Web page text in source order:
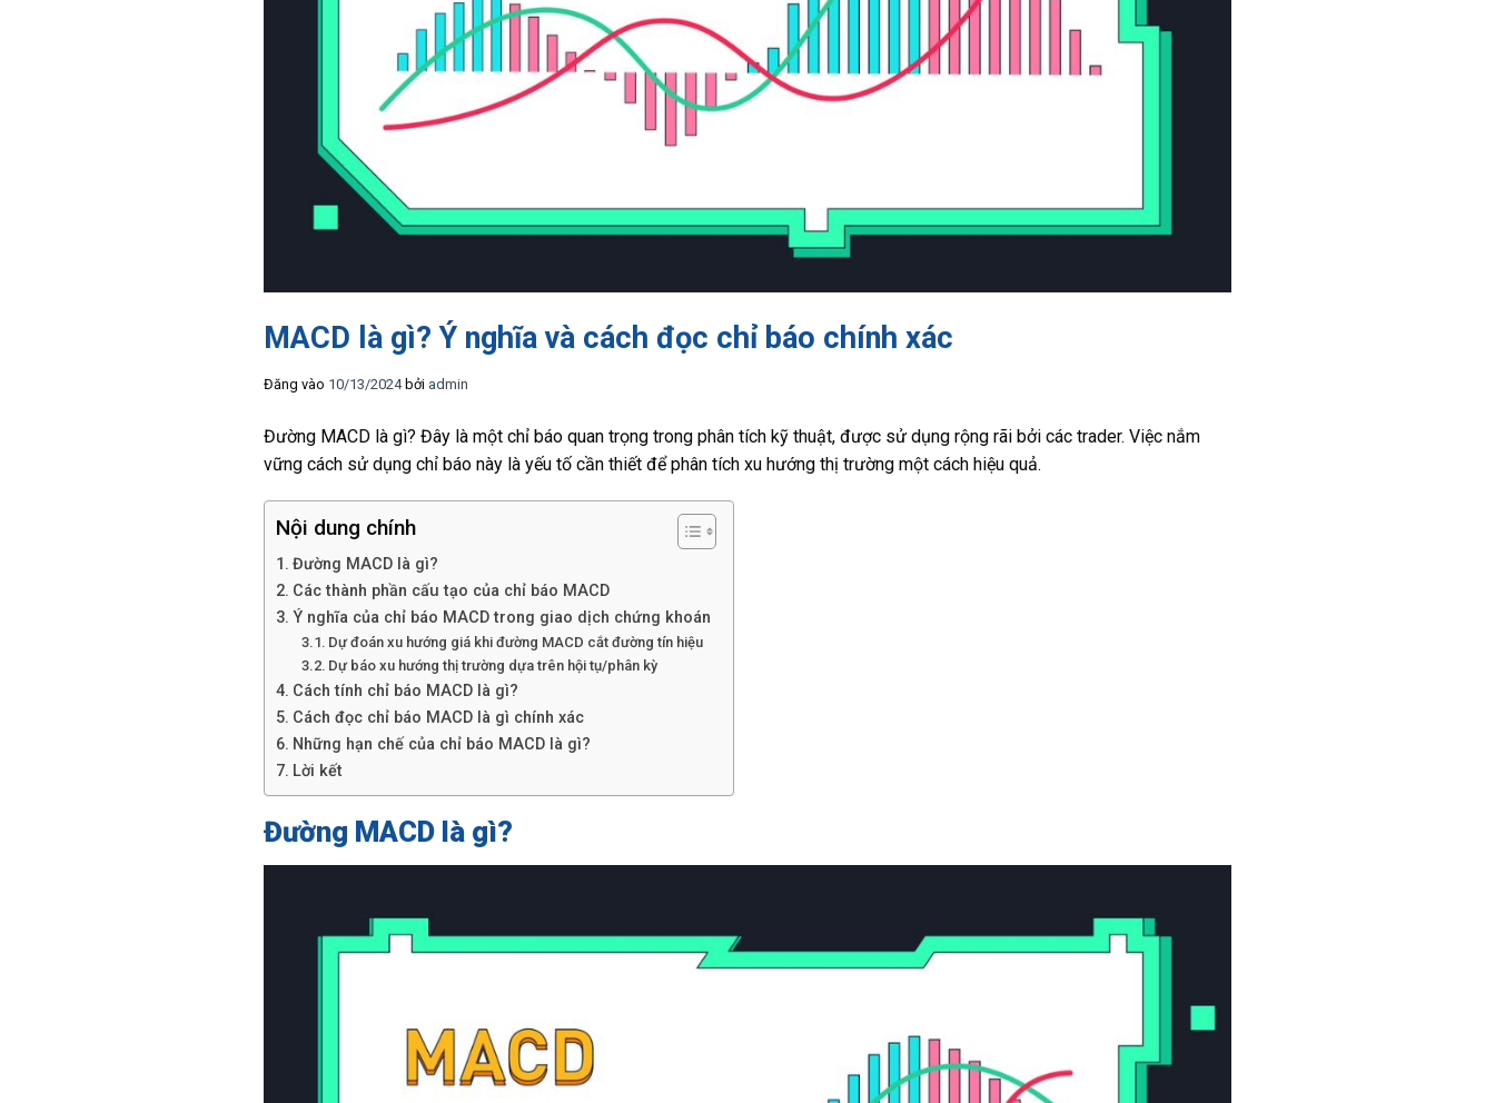
MACD là gì? Ý nghĩa và cách đọc chỉ báo chính xác
Đăng vào 10/13/2024 bởi admin
Đường MACD là gì? Đây là một chỉ báo quan trọng trong phân tích kỹ thuật, được sử dụng rộng rãi bởi các trader. Việc nắm
vững cách sử dụng chỉ báo này là yếu tố cần thiết để phân tích xu hướng thị trường một cách hiệu quả.
Nội dung chính
Đường MACD là gì?
Các thành phần cấu tạo của chỉ báo MACD
Ý nghĩa của chỉ báo MACD trong giao dịch chứng khoán
Dự đoán xu hướng giá khi đường MACD cắt đường tín hiệu
Dự báo xu hướng thị trường dựa trên hội tụ/phân kỳ
Cách tính chỉ báo MACD là gì?
Cách đọc chỉ báo MACD là gì chính xác
Những hạn chế của chỉ báo MACD là gì?
Lời kết
Đường MACD là gì?